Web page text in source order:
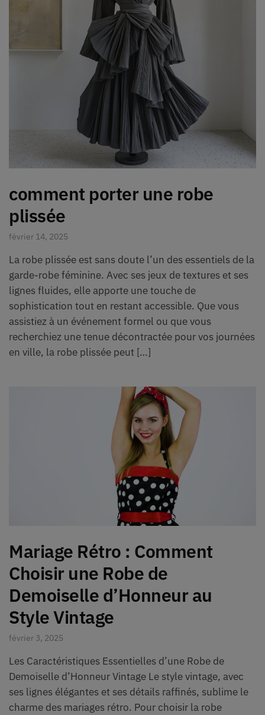
comment porter une robe
plissée
février 14, 2025
La robe plissée est sans doute l’un des essentiels de la
garde-robe féminine. Avec ses jeux de textures et ses
lignes fluides, elle apporte une touche de
sophistication tout en restant accessible. Que vous
assistiez à un événement formel ou que vous
recherchiez une tenue décontractée pour vos journées
en ville, la robe plissée peut […]
Mariage Rétro : Comment
Choisir une Robe de
Demoiselle d’Honneur au
Style Vintage
février 3, 2025
Les Caractéristiques Essentielles d’une Robe de
Demoiselle d’Honneur Vintage Le style vintage, avec
ses lignes élégantes et ses détails raffinés, sublime le
charme des mariages rétro. Pour choisir la robe